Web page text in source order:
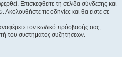
Επισκεφθείτε τη σελίδα σύνδεσης και
. Ακολουθήστε τις οδηγίες και θα είστε σε
τον κωδικό πρόσβασής σας,
του συστήματος συζητήσεων.